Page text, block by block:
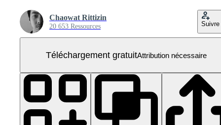
Chaowat Rittizin
20 653 Ressources Suivre
Téléchargement gratuitAttribution nécessaire